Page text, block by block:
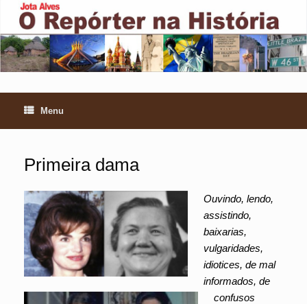
content
Menu
Primeira dama
Ouvindo, lendo,
assistindo,
baixarias,
vulgaridades,
idiotices, de mal
informados, de
confusos